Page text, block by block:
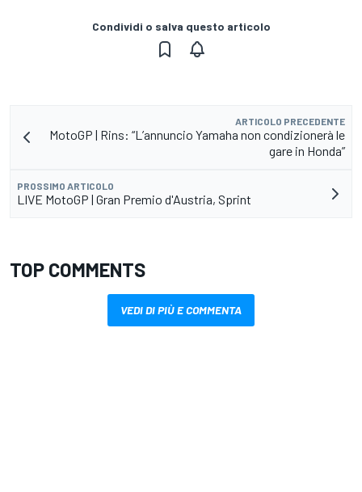
Condividi o salva questo articolo
ARTICOLO PRECEDENTE
MotoGP | Rins: “L’annuncio Yamaha non condizionerà le
gare in Honda”
PROSSIMO ARTICOLO
LIVE MotoGP | Gran Premio d'Austria, Sprint
TOP COMMENTS
VEDI DI PIÙ E COMMENTA